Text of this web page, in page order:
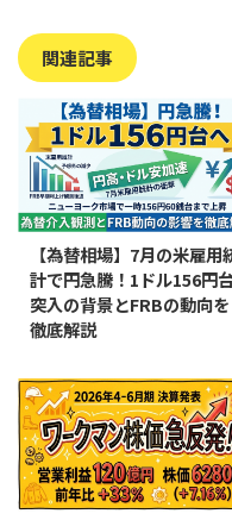
関連記事
【為替相場】7月の米雇用
計で円急騰！1ドル156円
突入の背景とFRBの動向を
徹底解説